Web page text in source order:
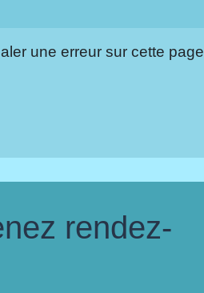
une erreur sur cette page
rendez-